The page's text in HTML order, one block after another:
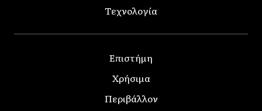
Τεχνολογία
Επιστήμη
Χρήσιμα
Περιβάλλον